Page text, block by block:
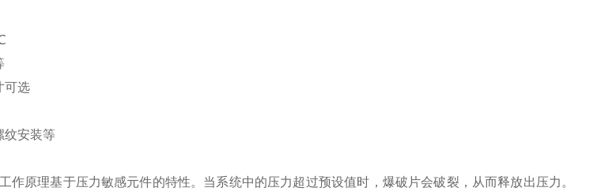
可选
纹安装等
作原理基于压力敏感元件的特性。当系统中的压力超过预设值时，爆破片会破裂，从而释放出压力。